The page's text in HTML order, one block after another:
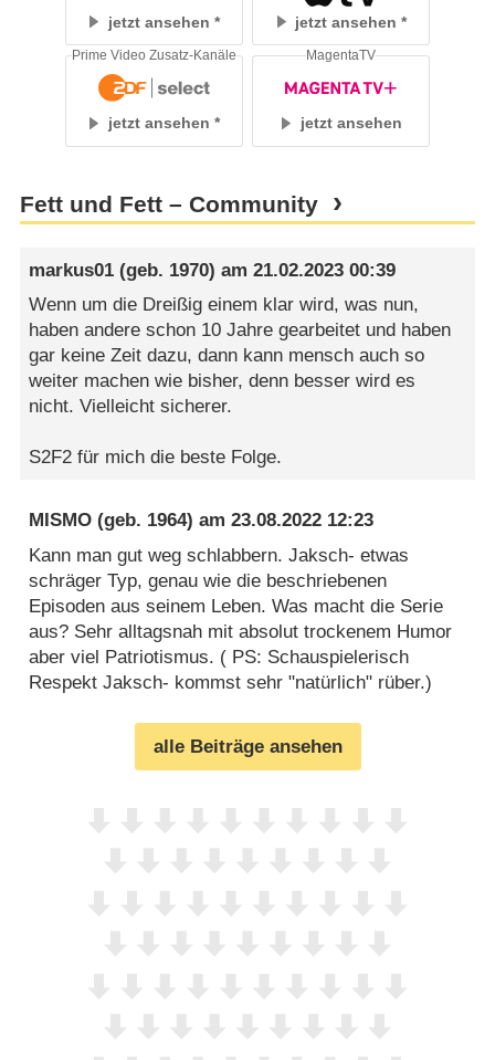
jetzt ansehen jetzt ansehen
jetzt ansehen
Prime Video Zusatz-Kanäle
jetzt ansehen
MagentaTV
Fett und Fett – Community
markus01 (geb. 1970) am21.02.2023 00:39
Wenn um die Dreißig einem klar wird, was nun,
haben andere schon 10 Jahre gearbeitet und haben
gar keine Zeit dazu, dann kann mensch auch so
weiter machen wie bisher, denn besser wird es
nicht. Vielleicht sicherer.
S2F2 für mich die beste Folge.
MISMO (geb. 1964) am23.08.2022 12:23
Kann man gut weg schlabbern. Jaksch- etwas
schräger Typ, genau wie die beschriebenen
Episoden aus seinem Leben. Was macht die Serie
aus? Sehr alltagsnah mit absolut trockenem Humor
aber viel Patriotismus. ( PS: Schauspielerisch
Respekt Jaksch- kommst sehr "natürlich" rüber.)
alle Beiträge ansehen